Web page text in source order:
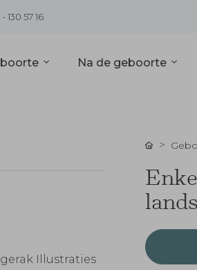
130 57 16
Na de geboorte
Illustraties